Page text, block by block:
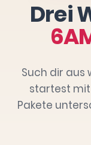
Drei
Such dir aus
startest
Pakete